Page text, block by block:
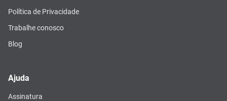
Política de Privacidade
Trabalhe conosco
Blog
Ajuda
Assinatura